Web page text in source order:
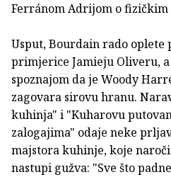
Ferránom Adrijom o fizičkim
Usput, Bourdain rado oplete
primjerice Jamieju Oliveru,
spoznajom da je Woody
zagovara sirovu hranu.
kuhinja" i "Kuharovu
zalogajima" odaje neke
majstora kuhinje, koje
nastupi gužva: "Sve što